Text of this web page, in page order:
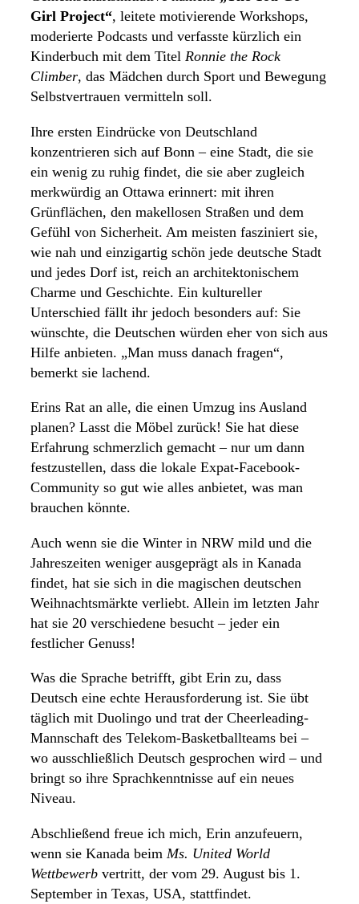
Girl Project“, leitete motivierende Workshops,
moderierte Podcasts und verfasste kürzlich ein
Kinderbuch mit dem Titel Ronnie the Rock
Climber, das Mädchen durch Sport und Bewegung
Selbstvertrauen vermitteln soll.
Ihre ersten Eindrücke von Deutschland
konzentrieren sich auf Bonn – eine Stadt, die sie
ein wenig zu ruhig findet, die sie aber zugleich
merkwürdig an Ottawa erinnert: mit ihren
Grünflächen, den makellosen Straßen und dem
Gefühl von Sicherheit. Am meisten fasziniert sie,
wie nah und einzigartig schön jede deutsche Stadt
und jedes Dorf ist, reich an architektonischem
Charme und Geschichte. Ein kultureller
Unterschied fällt ihr jedoch besonders auf: Sie
wünschte, die Deutschen würden eher von sich aus
Hilfe anbieten. „Man muss danach fragen“,
bemerkt sie lachend.
Erins Rat an alle, die einen Umzug ins Ausland
planen? Lasst die Möbel zurück! Sie hat diese
Erfahrung schmerzlich gemacht – nur um dann
festzustellen, dass die lokale Expat-Facebook-
Community so gut wie alles anbietet, was man
brauchen könnte.
Auch wenn sie die Winter in NRW mild und die
Jahreszeiten weniger ausgeprägt als in Kanada
findet, hat sie sich in die magischen deutschen
Weihnachtsmärkte verliebt. Allein im letzten Jahr
hat sie 20 verschiedene besucht – jeder ein
festlicher Genuss!
Was die Sprache betrifft, gibt Erin zu, dass
Deutsch eine echte Herausforderung ist. Sie übt
täglich mit Duolingo und trat der Cheerleading-
Mannschaft des Telekom-Basketballteams bei –
wo ausschließlich Deutsch gesprochen wird – und
bringt so ihre Sprachkenntnisse auf ein neues
Niveau.
Abschließend freue ich mich, Erin anzufeuern,
wenn sie Kanada beim Ms. United World
Wettbewerb vertritt, der vom 29. August bis 1.
September in Texas, USA, stattfindet.